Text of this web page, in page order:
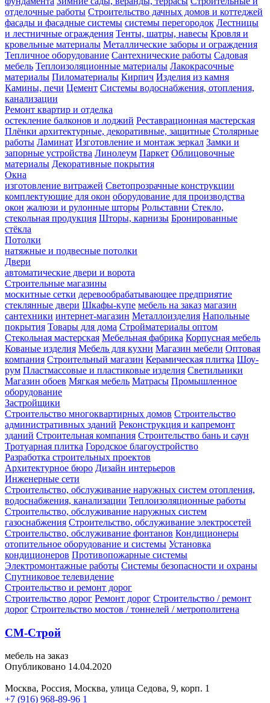
отделочные работы Строительство дачных домов и коттеджей
фасады и фасадные системы системы перегородок Лестницы
и лестничные ограждения Тенты, шатры, навесы Кровля и
кровельные материалы Металлические заборы и ограждения
Тепличное оборудование Сантехнические работы Садовая
мебель Теплоизоляционные материалы Лакокрасочные
материалы Пиломатериалы Кирпич Изделия из камня
Камины, печи Цемент Системы водоснабжения, отопления,
канализации
Ремонт квартир и отделка
остекление балконов и лоджий Реставрационная мастерская
Плёнки архитектурные, декоративные, защитные Столярные
работы Ламинат Изготовление и монтаж зеркал Замки и
запорные устройства Линолеум Паркет Облицовочные
материалы Декоративные покрытия
Окна
изготовление витражей Светопрозрачные конструкции
комплектующие для окон оборудование для производства
окон жалюзи и рулонные шторы Рольставни Стекло,
стекольная продукция Шторы, карнизы Бронированные
стёкла
Потолки
натяжные и подвесные потолки
Двери
автоматические двери и ворота
Строительные магазины
москитные сетки деревообрабатывающее предприятие
стеклянные двери Шкафы-купе мебель на заказ магазин
сантехники интернет-магазин Металлоизделия Напольные
покрытия Товары для дома Стройматериалы оптом
Стекольная мастерская Мебельная фабрика Корпусная мебель
Кованые изделия Мебель для кухни Магазин мебели Оптовая
компания Строительный магазин Керамическая плитка Шоу-
рум Пластмассовые и пластиковые изделия Светильники
Магазин обоев Мягкая мебель Матрасы Промышленное
оборудование
Застройщики
Строительство многоквартирных домов Строительство
административных зданий Реконструкция и капремонт
зданий Строительная компания Строительство бань и саун
Тротуарная плитка Городское благоустройство
Разработка строительных проектов
Архитектурное бюро Дизайн интерьеров
Инженерные сети
Строительство, обслуживание наружных систем отопления,
водоснабжения, канализации Теплоизоляционные работы
Строительство, обслуживание наружных систем
газоснабжения Строительство, обслуживание электросетей
Строительство, обслуживание фонтанов Кондиционеры
отопительное оборудование и системы Установка
кондиционеров Противопожарные системы
Электромонтажные работы Системы безопасности и охраны
Спутниковое телевидение
Строительство и ремонт дорог
Строительство дорог Ремонт дорог Строительство / ремонт
дорог Строительство мостов / тоннелей / метрополитена
СМ-Строй
мебель на заказ
Опубликовано 14.04.2020
Москва, Россия, Москва, улица Седова, 9, корп. 1
+7 (916) 968-89-96 1